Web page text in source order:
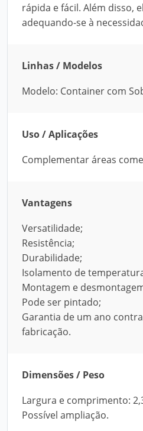
rápida e fácil. Além disso,
adequando-se à
Linhas / Modelos
Modelo: Container com
Uso / Aplicações
Complementar áreas
Vantagens
Versatilidade;
Resistência;
Durabilidade;
Isolamento de
Montagem e
Pode ser pintado;
Garantia de um ano
fabricação.
Dimensões / Peso
Largura e comprimento:
Possível ampliação.